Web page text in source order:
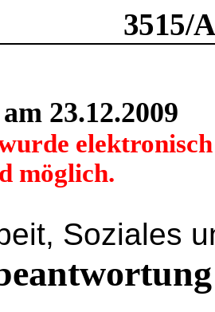
3515/
23.12.2009
möglich.
Soziales